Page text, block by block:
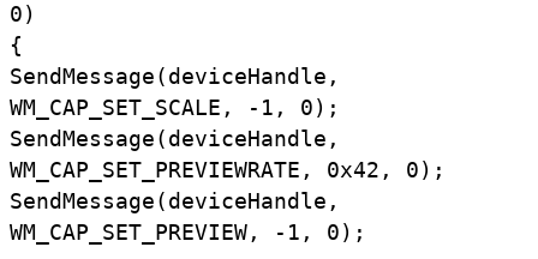
0)
{
SendMessage(deviceHandle,
WM_CAP_SET_SCALE, -1, 0);
SendMessage(deviceHandle,
WM_CAP_SET_PREVIEWRATE, 0x42, 0);
SendMessage(deviceHandle,
WM_CAP_SET_PREVIEW, -1, 0);